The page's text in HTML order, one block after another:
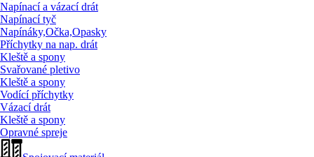
Napínací a vázací drát
Napínací tyč
Napínáky,Očka,Opasky
Příchytky na nap. drát
Kleště a spony
Svařované pletivo
Kleště a spony
Vodící příchytky
Vázací drát
Kleště a spony
Opravné spreje